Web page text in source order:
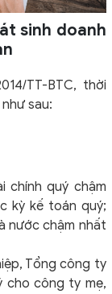
sinh doanh
TT-BTC, thời
sau:
chính quý chậm
kỳ kế toán quý;
nước chậm nhất
Tổng công ty
cho công ty mẹ,